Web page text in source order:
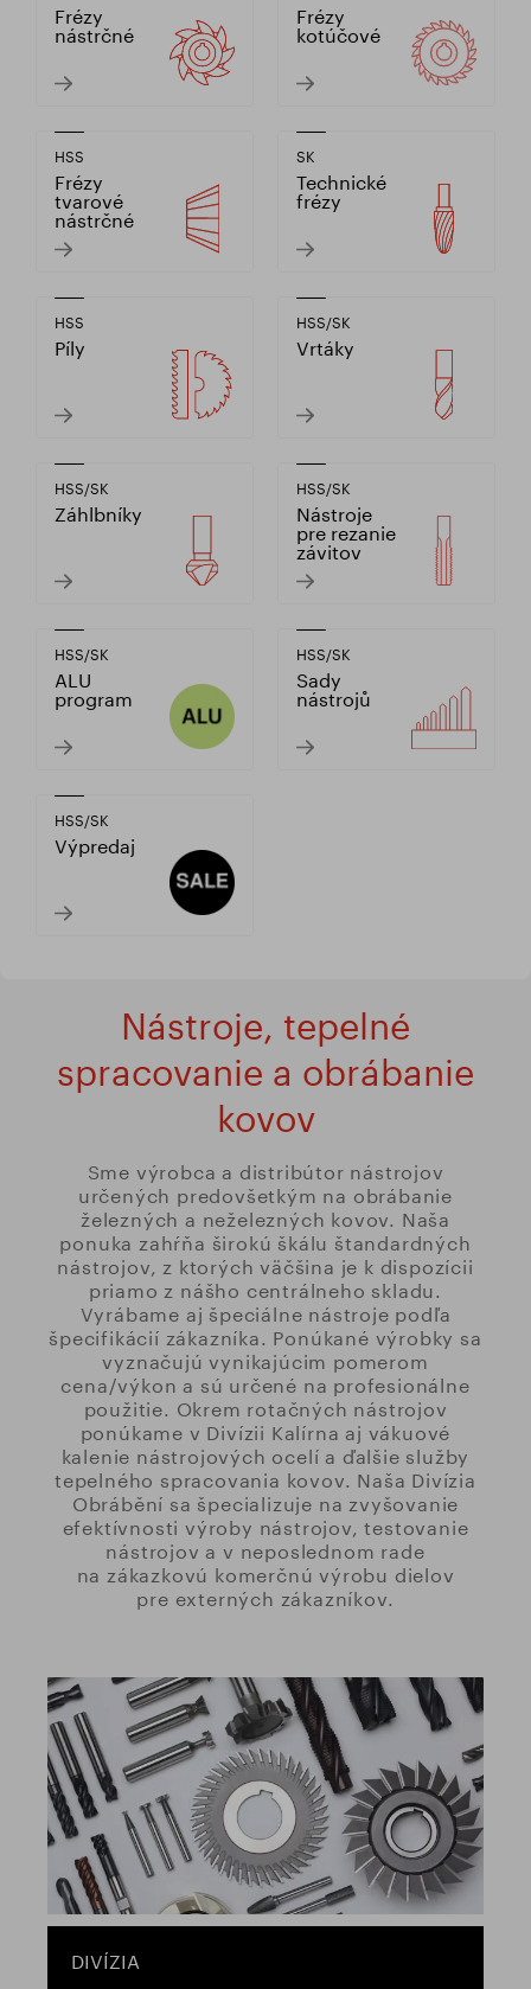
Frézy
nástrčné
Frézy
kotúčové
HSS
Frézy
tvarové
nástrčné
SK
Technické
frézy
HSS
Píly
HSS/SK
Vrtáky
HSS/SK
Záhlbníky
HSS/SK
Nástroje
pre rezanie
závitov
HSS/SK
ALU
program
HSS/SK
Sady
nástrojů
HSS/SK
Výpredaj
Nástroje, tepelné
spracovanie a obrábanie
kovov
Sme výrobca a distribútor nástrojov
určených predovšetkým na obrábanie
železných a neželezných kovov. Naša
ponuka zahŕňa širokú škálu štandardných
nástrojov, z ktorých väčšina je k dispozícii
priamo z nášho centrálneho skladu.
Vyrábame aj špeciálne nástroje podľa
špecifikácií zákazníka. Ponúkané výrobky sa
vyznačujú vynikajúcim pomerom
cena/výkon a sú určené na profesionálne
použitie. Okrem rotačných nástrojov
ponúkame v Divízii Kalírna aj vákuové
kalenie nástrojových ocelí a ďalšie služby
tepelného spracovania kovov. Naša Divízia
Obrábění sa špecializuje na zvyšovanie
efektívnosti výroby nástrojov, testovanie
nástrojov a v neposlednom rade
na zákazkovú komerčnú výrobu dielov
pre externých zákazníkov.
DIVÍZIA